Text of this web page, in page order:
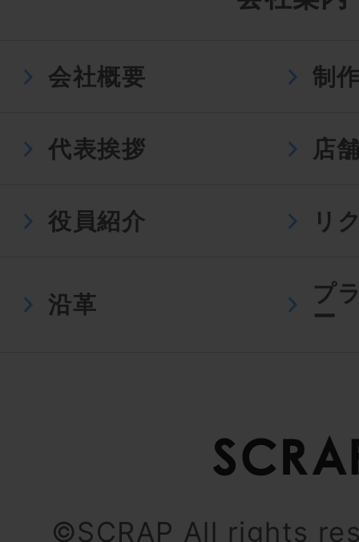
会社概要 制
代表挨拶 店
役員紹介 リ
沿革
プ
ー
©SCRAP All rights